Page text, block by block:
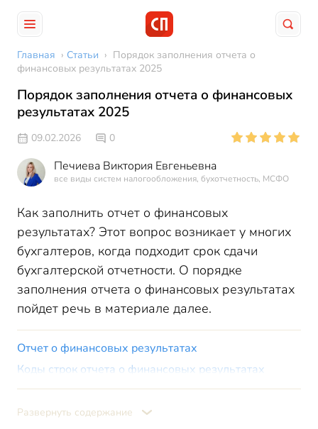
Главная › Статьи › Порядок заполнения отчета о
финансовых результатах 2025
Порядок заполнения отчета о финансовых
результатах 2025
09.02.2026 0
Печиева Виктория Евгеньевна
все виды систем налогообложения, бухотчетность, МСФО
Как заполнить отчет о финансовых
результатах? Этот вопрос возникает у многих
бухгалтеров, когда подходит срок сдачи
бухгалтерской отчетности. О порядке
заполнения отчета о финансовых результатах
пойдет речь в материале далее.
Отчет о финансовых результатах
Коды строк отчета о финансовых результатах
Пример заполнения отчета о финансовых результатах
Итоги
Развернуть содержание